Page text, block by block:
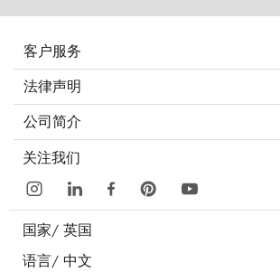
客户服务
法律声明
公司简介
关注我们
国家/ 英国
语言/ 中文